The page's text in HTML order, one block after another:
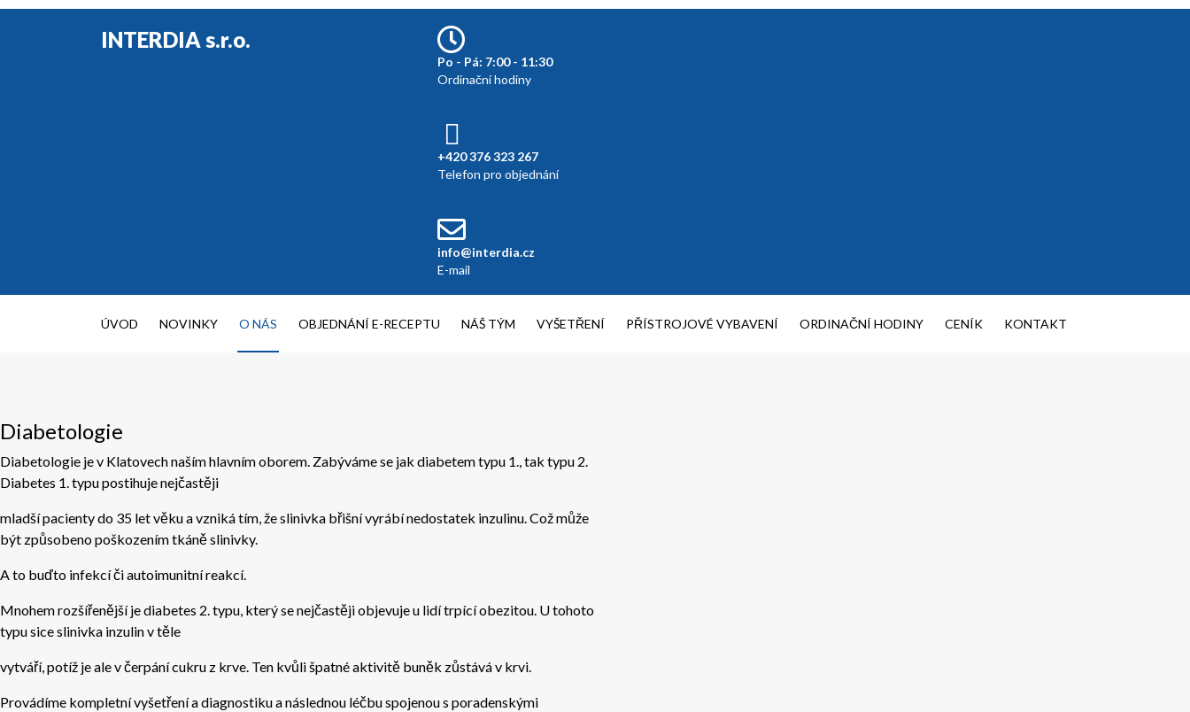
INTERDIA s.r.o.
Po - Pá: 7:00 - 11:30
Ordinační hodiny
+420 376 323 267
Telefon pro objednání
info@interdia.cz
E-mail
ÚVOD NOVINKY O NÁS OBJEDNÁNÍ E-RECEPTU NÁŠ TÝM VYŠETŘENÍ PŘÍSTROJOVÉ VYBAVENÍ ORDINAČNÍ HODINY CENÍK KONTAKT
Diabetologie
Diabetologie je v Klatovech naším hlavním oborem. Zabýváme se jak diabetem typu 1., tak typu 2.
Diabetes 1. typu postihuje nejčastěji
mladší pacienty do 35 let věku a vzniká tím, že slinivka břišní vyrábí nedostatek inzulinu. Což může
být způsobeno poškozením tkáně slinivky.
A to buďto infekcí či autoimunitní reakcí.
Mnohem rozšířenější je diabetes 2. typu, který se nejčastěji objevuje u lidí trpící obezitou. U tohoto
typu sice slinivka inzulin v těle
vytváří, potíž je ale v čerpání cukru z krve. Ten kvůli špatné aktivitě buněk zůstává v krvi.
Provádíme kompletní vyšetření a diagnostiku a následnou léčbu spojenou s poradenskými